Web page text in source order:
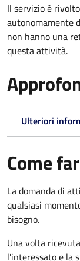
Il servizio è
autonomamente
non hanno una
questa attività.
Ulteriori
Come
La domanda di
qualsiasi
bisogno.
Una volta
l'interessato e la